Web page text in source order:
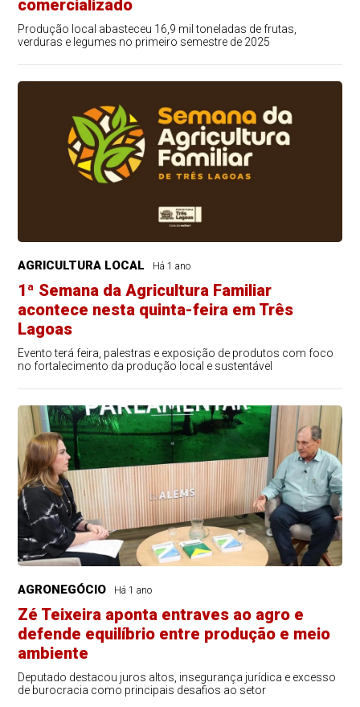
comercializado
Produção local abasteceu 16,9 mil toneladas de frutas,
verduras e legumes no primeiro semestre de 2025
AGRICULTURA LOCAL Há 1 ano
1ª Semana da Agricultura Familiar
acontece nesta quinta-feira em Três
Lagoas
Evento terá feira, palestras e exposição de produtos com foco
no fortalecimento da produção local e sustentável
AGRONEGÓCIO Há 1 ano
Zé Teixeira aponta entraves ao agro e
defende equilíbrio entre produção e meio
ambiente
Deputado destacou juros altos, insegurança jurídica e excesso
de burocracia como principais desafios ao setor